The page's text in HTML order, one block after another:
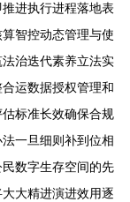
进执行进程落地表
智控动态管理与使
治迭代素养立法实
运数据授权管理和
标准长效确保合规
一旦细则补到位相
数字生存空间的先
大精进演进效用逐